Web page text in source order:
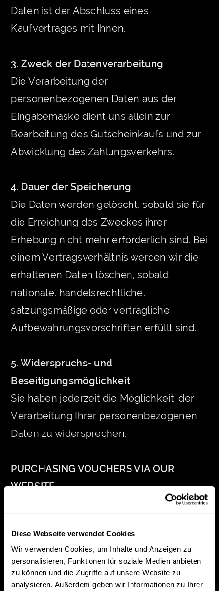
Diese Webseite verwendet Cookies
Wir verwenden Cookies, um Inhalte und Anzeigen zu
personalisieren, Funktionen für soziale Medien anbieten
zu können und die Zugriffe auf unsere Website zu
analysieren. Außerdem geben wir Informationen zu Ihrer
Daten ist der Abschluss eines
Kaufvertrages mit Ihnen.
3. Zweck der Datenverarbeitung
Die Verarbeitung der
personenbezogenen Daten aus der
Eingabemaske dient uns allein zur
Bearbeitung des Gutscheinkaufs und zur
Abwicklung des Zahlungsverkehrs.
4. Dauer der Speicherung
Die Daten werden gelöscht, sobald sie für
die Erreichung des Zweckes ihrer
Erhebung nicht mehr erforderlich sind. Bei
einem Vertragsverhältnis werden wir die
erhaltenen Daten löschen, sobald
nationale, handelsrechtliche,
satzungsmäßige oder vertragliche
Aufbewahrungsvorschriften erfüllt sind.
5. Widerspruchs- und
Beseitigungsmöglichkeit
Sie haben jederzeit die Möglichkeit, der
Verarbeitung Ihrer personenbezogenen
Daten zu widersprechen.
PURCHASING VOUCHERS VIA OUR
WEBSITE
processing
On our website, you have the option to
purchase vouchers. If you use this option,